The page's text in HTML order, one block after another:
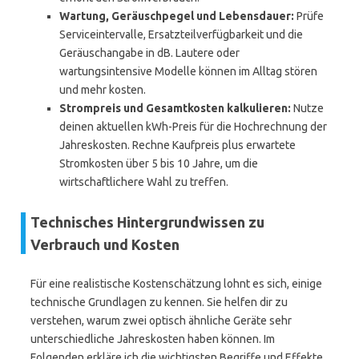
Wartung, Geräuschpegel und Lebensdauer: Prüfe
Serviceintervalle, Ersatzteilverfügbarkeit und die
Geräuschangabe in dB. Lautere oder
wartungsintensive Modelle können im Alltag stören
und mehr kosten.
Strompreis und Gesamtkosten kalkulieren: Nutze
deinen aktuellen kWh-Preis für die Hochrechnung der
Jahreskosten. Rechne Kaufpreis plus erwartete
Stromkosten über 5 bis 10 Jahre, um die
wirtschaftlichere Wahl zu treffen.
Technisches Hintergrundwissen zu
Verbrauch und Kosten
Für eine realistische Kostenschätzung lohnt es sich, einige
technische Grundlagen zu kennen. Sie helfen dir zu
verstehen, warum zwei optisch ähnliche Geräte sehr
unterschiedliche Jahreskosten haben können. Im